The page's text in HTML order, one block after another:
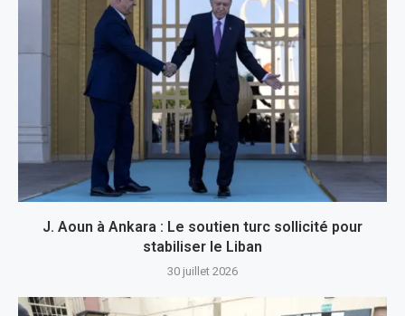
J. Aoun à Ankara : Le soutien turc sollicité pour
stabiliser le Liban
30 juillet 2026